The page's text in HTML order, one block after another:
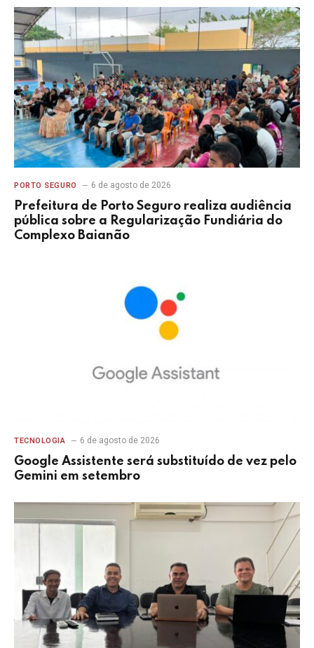
PORTO SEGURO 6 de agosto de 2026
Prefeitura de Porto Seguro realiza audiência
pública sobre a Regularização Fundiária do
Complexo Baianão
TECNOLOGIA 6 de agosto de 2026
Google Assistente será substituído de vez pelo
Gemini em setembro